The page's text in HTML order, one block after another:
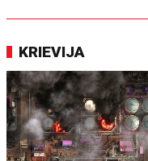
KRIEVIJA